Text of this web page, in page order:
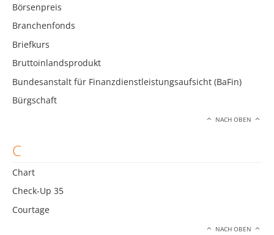
Börsenpreis
Branchenfonds
Briefkurs
Bruttoinlandsprodukt
Bundesanstalt für Finanzdienstleistungsaufsicht (BaFin)
Bürgschaft
NACH OBEN
C
Chart
Check-Up 35
Courtage
NACH OBEN